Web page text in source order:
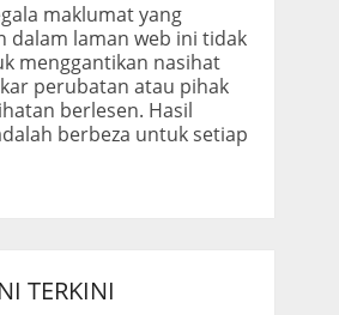
maklumat yang
dalam laman web ini tidak
menggantikan nasihat
perubatan atau pihak
berlesen. Hasil
berbeza untuk setiap
TERKINI